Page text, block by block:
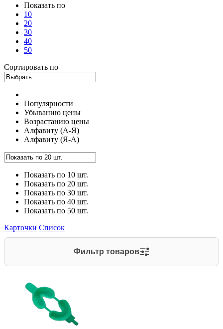
Показать по
10
20
30
40
50
Сортировать по
Популярности
Убыванию цены
Возрастанию цены
Алфавиту (А-Я)
Алфавиту (Я-А)
Показать по 10 шт.
Показать по 20 шт.
Показать по 30 шт.
Показать по 40 шт.
Показать по 50 шт.
Карточки Список
Фильтр товаров